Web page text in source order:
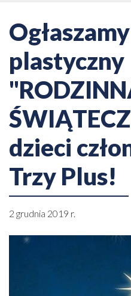
plastyczny
dzieci
Trzy Plus!
2 grudnia 2019 r.